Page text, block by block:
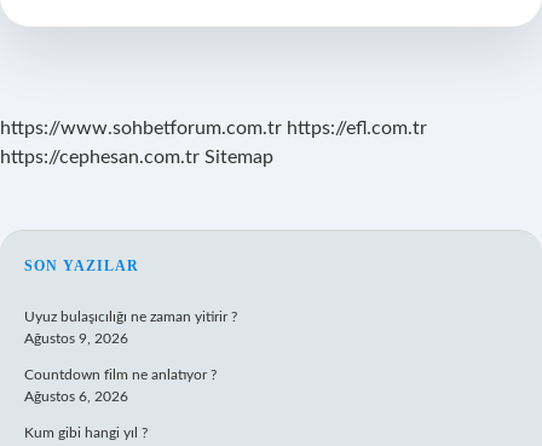
https://www.sohbetforum.com.tr https://efl.com.tr
https://cephesan.com.tr Sitemap
SIDEBAR
SON YAZILAR
Uyuz bulaşıcılığı ne zaman yitirir ?
Ağustos 9, 2026
Countdown film ne anlatıyor ?
Ağustos 6, 2026
Kum gibi hangi yıl ?